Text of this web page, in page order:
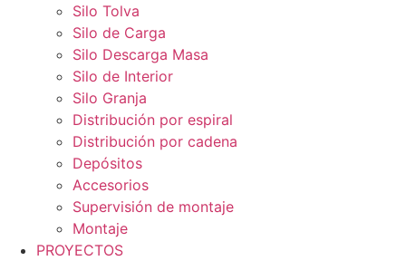
Silo Tolva
Silo de Carga
Silo Descarga Masa
Silo de Interior
Silo Granja
Distribución por espiral
Distribución por cadena
Depósitos
Accesorios
Supervisión de montaje
Montaje
PROYECTOS